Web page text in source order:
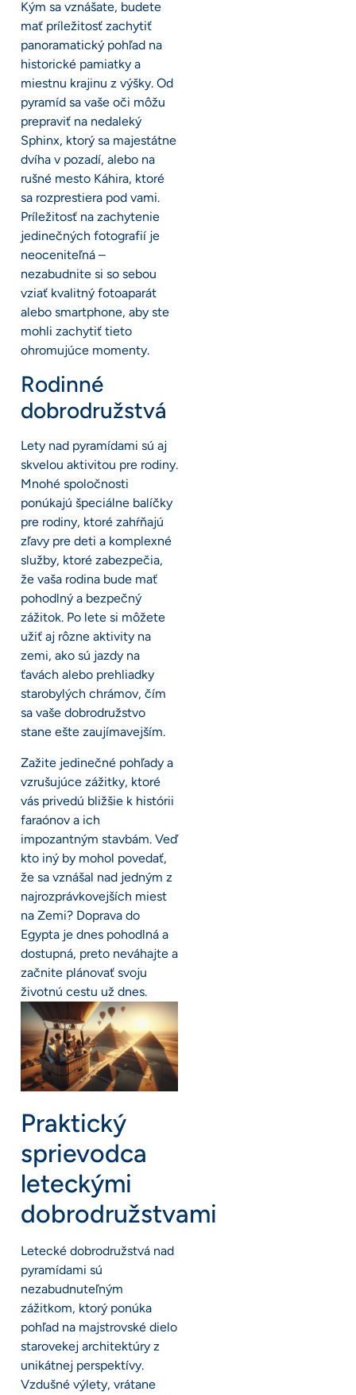
Kým sa vznášate, budete
mať príležitosť zachytiť
panoramatický pohľad na
historické pamiatky a
miestnu krajinu z výšky. Od
pyramíd sa vaše oči môžu
prepraviť na nedaleký
Sphinx, ktorý sa majestátne
dvíha v pozadí, alebo na
rušné mesto Káhira, ktoré
sa rozprestiera pod vami.
Príležitosť na zachytenie
jedinečných fotografií je
neoceniteľná –
nezabudnite si so sebou
vziať kvalitný fotoaparát
alebo smartphone, aby ste
mohli zachytiť tieto
ohromujúce momenty.
Rodinné
dobrodružstvá
Lety nad pyramídami sú aj
skvelou aktivitou pre rodiny.
Mnohé spoločnosti
ponúkajú špeciálne balíčky
pre rodiny, ktoré zahŕňajú
zľavy pre deti a komplexné
služby, ktoré zabezpečia,
že vaša rodina bude mať
pohodlný a bezpečný
zážitok. Po lete si môžete
užiť aj rôzne aktivity na
zemi, ako sú jazdy na
ťavách alebo prehliadky
starobylých chrámov, čím
sa vaše dobrodružstvo
stane ešte zaujímavejším.
Zažite jedinečné pohľady a
vzrušujúce zážitky, ktoré
vás privedú bližšie k histórii
faraónov a ich
impozantným stavbám. Veď
kto iný by mohol povedať,
že sa vznášal nad jedným z
najrozprávkovejších miest
na Zemi? Doprava do
Egypta je dnes pohodlná a
dostupná, preto neváhajte a
začnite plánovať svoju
životnú cestu už dnes.
Praktický
sprievodca
leteckými
dobrodružstvami
Letecké dobrodružstvá nad
pyramídami sú
nezabudnuteľným
zážitkom, ktorý ponúka
pohľad na majstrovské dielo
starovekej architektúry z
unikátnej perspektívy.
Vzdušné výlety, vrátane